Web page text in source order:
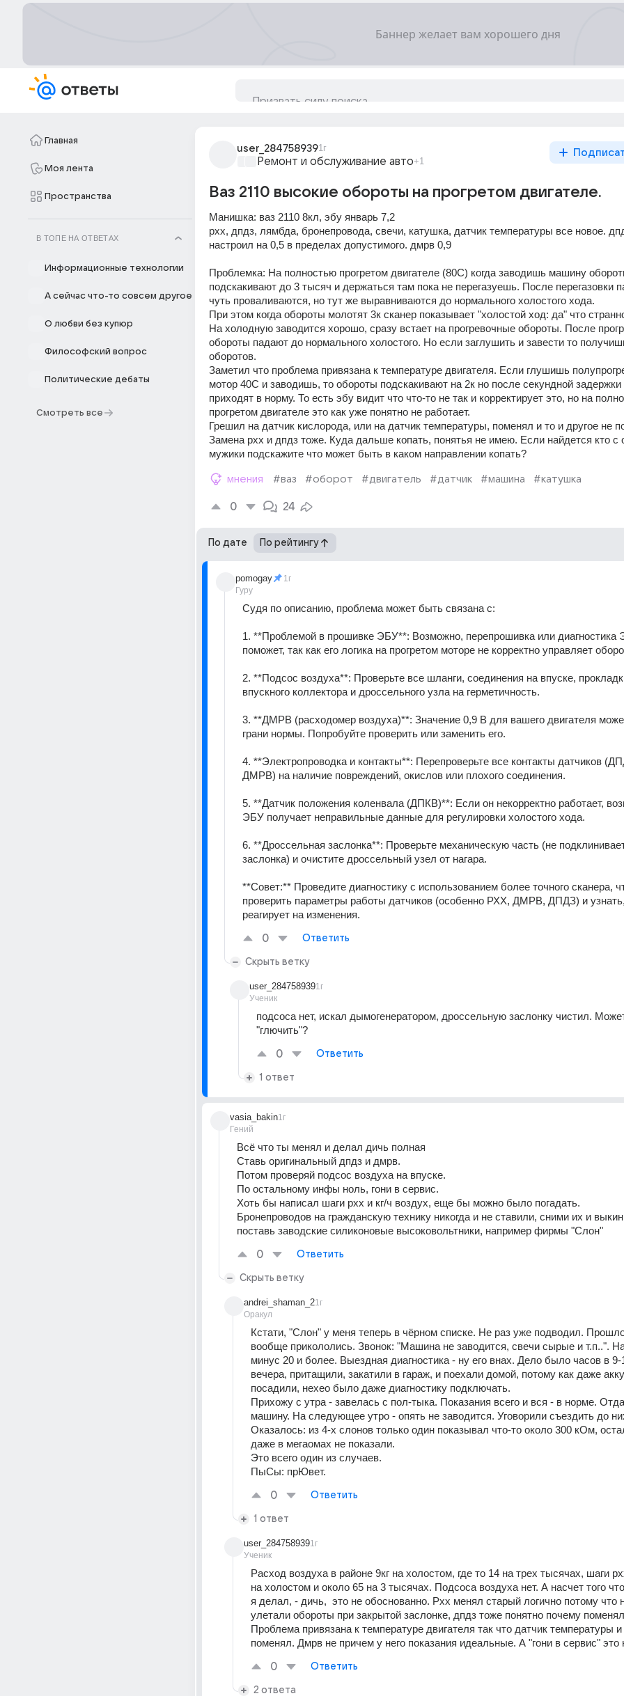
Главная
Моя лента
Пространства
В ТОПЕ НА ОТВЕТАХ
Информационные технологии
А сейчас что-то совсем другое
О любви без купюр
Философский вопрос
Политические дебаты
Смотреть все
user_2847589391г
Ремонт и обслуживание авто+1
Ваз 2110 высокие обороты на прогретом двигателе.
Манишка: ваз 2110 8кл, эбу январь 7,2
рхх, дпдз, лямбда, бронепровода, свечи, катушка, датчик температуры все новое.
настроил на 0,5 в пределах допустимого. дмрв 0,9
Проблемка: На полностью прогретом двигателе (80С) когда заводишь машину
подскакивают до 3 тысяч и держаться там пока не перегазуешь. После перегазовки
чуть проваливаются, но тут же выравниваются до нормального холостого хода.
При этом когда обороты молотят 3к сканер показывает "холостой ход: да" что
На холодную заводится хорошо, сразу встает на прогревочные обороты. После
обороты падают до нормального холостого. Но если заглушить и завести то
оборотов.
Заметил что проблема привязана к температуре двигателя. Если глушишь
мотор 40С и заводишь, то обороты подскакивают на 2к но после секундной
приходят в норму. То есть эбу видит что что-то не так и корректирует это, но на
прогретом двигателе это как уже понятно не работает.
Грешил на датчик кислорода, или на датчик температуры, поменял и то и другое не
Замена рхх и дпдз тоже. Куда дальше копать, понятья не имею. Если найдется кто с
мужики подскажите что может быть в каком направлении копать?
мнения #ваз #оборот #двигатель #датчик #машина #катушка
0 24
По дате По рейтингу
pomogay
Гуру
1г
Судя по описанию, проблема может быть связана с:
1. **Проблемой в прошивке ЭБУ**: Возможно, перепрошивка или диагностика
поможет, так как его логика на прогретом моторе не корректно управляет
2. **Подсос воздуха**: Проверьте все шланги, соединения на впуске,
впускного коллектора и дроссельного узла на герметичность.
3. **ДМРВ (расходомер воздуха)**: Значение 0,9 В для вашего двигателя
грани нормы. Попробуйте проверить или заменить его.
4. **Электропроводка и контакты**: Перепроверьте все контакты датчиков
ДМРВ) на наличие повреждений, окислов или плохого соединения.
5. **Датчик положения коленвала (ДПКВ)**: Если он некорректно работает,
ЭБУ получает неправильные данные для регулировки холостого хода.
6. **Дроссельная заслонка**: Проверьте механическую часть (не
заслонка) и очистите дроссельный узел от нагара.
**Совет:** Проведите диагностику с использованием более точного сканера,
проверить параметры работы датчиков (особенно РХХ, ДМРВ, ДПДЗ) и
реагирует на изменения.
0 Ответить
Скрыть ветку
user_284758939
Ученик
1г
подсоса нет, искал дымогенератором, дроссельную заслонку чистил.
"глючить"?
0 Ответить
1 ответ
vasia_bakin
Гений
1г
Всё что ты менял и делал дичь полная
Ставь оригинальный дпдз и дмрв.
Потом проверяй подсос воздуха на впуске.
По остальному инфы ноль, гони в сервис.
Хоть бы написал шаги рхх и кг/ч воздух, еще бы можно было погадать.
Бронепроводов на гражданскую технику никогда и не ставили, сними их и
поставь заводские силиконовые высоковольтники, например фирмы "Слон"
0 Ответить
Скрыть ветку
andrei_shaman_2
Оракул
1г
Кстати, "Слон" у меня теперь в чёрном списке. Не раз уже подводил.
вообще прикололись. Звонок: "Машина не заводится, свечи сырые и т.п..".
минус 20 и более. Выездная диагностика - ну его внах. Дело было часов в 9-
вечера, притащили, закатили в гараж, и поехали домой, потому как даже
посадили, нехео было даже диагностику подключать.
Прихожу с утра - завелась с пол-тыка. Показания всего и вся - в норме.
машину. На следующее утро - опять не заводится. Уговорили съездить до
Оказалось: из 4-х слонов только один показывал что-то около 300 кОм,
даже в мегаомах не показали.
Это всего один из случаев.
ПыСы: прЮвет.
0 Ответить
1 ответ
user_284758939
Ученик
1г
Расход воздуха в районе 9кг на холостом, где то 14 на трех тысячах, шаги
на холостом и около 65 на 3 тысячах. Подсоса воздуха нет. А насчет того
я делал, - дичь,  это не обоснованно. Рхх менял старый логично потому что
улетали обороты при закрытой заслонке, дпдз тоже понятно почему
Проблема привязана к температуре двигателя так что датчик температуры
поменял. Дмрв не причем у него показания идеальные. А "гони в сервис" это
0 Ответить
2 ответа